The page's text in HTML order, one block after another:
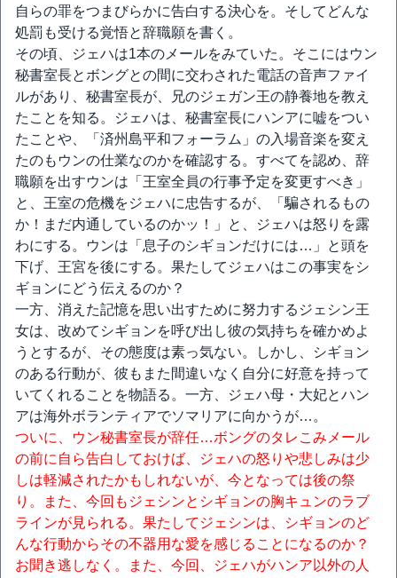
自らの罪をつまびらかに告白する決心を。そしてどんな
処罰も受ける覚悟と辞職願を書く。
その頃、ジェハは1本のメールをみていた。そこにはウン
秘書室長とボングとの間に交わされた電話の音声ファイ
ルがあり、秘書室長が、兄のジェガン王の静養地を教え
たことを知る。ジェハは、秘書室長にハンアに嘘をつい
たことや、「済州島平和フォーラム」の入場音楽を変え
たのもウンの仕業なのかを確認する。すべてを認め、辞
職願を出すウンは「王室全員の行事予定を変更すべき」
と、王室の危機をジェハに忠告するが、「騙されるもの
か！まだ内通しているのかッ！」と、ジェハは怒りを露
わにする。ウンは「息子のシギョンだけには…」と頭を
下げ、王宮を後にする。果たしてジェハはこの事実をシ
ギョンにどう伝えるのか？
一方、消えた記憶を思い出すために努力するジェシン王
女は、改めてシギョンを呼び出し彼の気持ちを確かめよ
うとするが、その態度は素っ気ない。しかし、シギョン
のある行動が、彼もまた間違いなく自分に好意を持って
いてくれることを物語る。一方、ジェハ母・大妃とハン
アは海外ボランティアでソマリアに向かうが…。
ついに、ウン秘書室長が辞任…ボングのタレこみメール
の前に自ら告白しておけば、ジェハの怒りや悲しみは少
しは軽減されたかもしれないが、今となっては後の祭
り。また、今回もジェシンとシギョンの胸キュンのラブ
ラインが見られる。果たしてジェシンは、シギョンのど
んな行動からその不器用な愛を感じることになるのか？
お聞き逃しなく。また、今回、ジェハがハンア以外の人